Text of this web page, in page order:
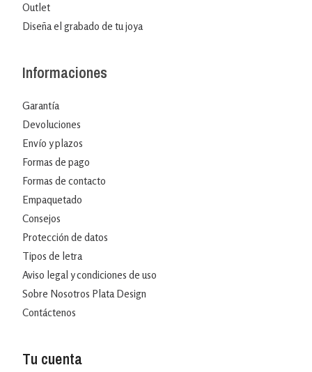
Outlet
Diseña el grabado de tu joya
Informaciones
Garantía
Devoluciones
Envío y plazos
Formas de pago
Formas de contacto
Empaquetado
Consejos
Protección de datos
Tipos de letra
Aviso legal y condiciones de uso
Sobre Nosotros Plata Design
Contáctenos
Tu cuenta